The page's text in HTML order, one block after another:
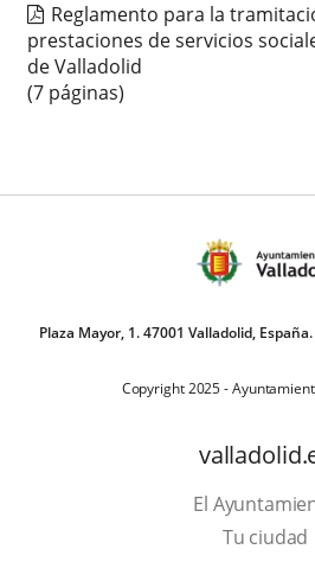
Reglamento para la
prestaciones de servicios
de Valladolid
(7 páginas)
Plaza Mayor, 1. 47001 Valladolid,
Copyright 2025 -
El
Tu ciudad